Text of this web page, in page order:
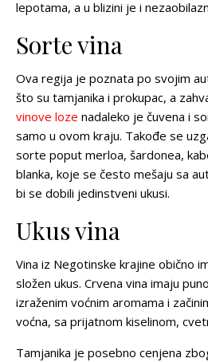
lepotama, a u blizini je i
Sorte vina
Ova regija je poznata po svojim
što su tamjanika i prokupac, a
vinove loze nadaleko je čuvena i
samo u ovom kraju. Takođe se
sorte poput merloa, šardonea,
blanka, koje se često mešaju sa
bi se dobili jedinstveni ukusi.
Ukus vina
Vina iz Negotinske krajine obično
složen ukus. Crvena vina imaju
izraženim voćnim aromama i
voćna, sa prijatnom kiselinom,
Tamjanika je posebno cenjena